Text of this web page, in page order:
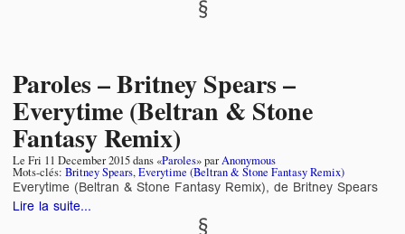
Paroles – Britney Spears –
Everytime (Beltran & Stone
Fantasy Remix)
Le Fri 11 December 2015dans «Paroles» parAnonymous
Mots-clés: Britney Spears,Everytime (Beltran & Stone Fantasy Remix)
Everytime (Beltran & Stone Fantasy Remix), de Britney Spears
Lire la suite...